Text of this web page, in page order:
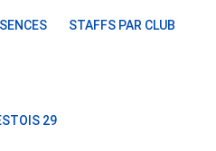
STAFFS PAR CLUB
29